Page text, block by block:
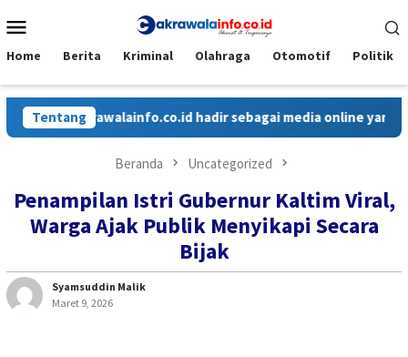
ke
Mobile
Home Berita Kriminal Olahraga Otomotif Politik
Tentang hadir sebagai media online yang
Beranda Uncategorized
Penampilan Istri Gubernur Kaltim Viral,
Warga Ajak Publik Menyikapi Secara
Bijak
Syamsuddin Malik
Maret 9, 2026